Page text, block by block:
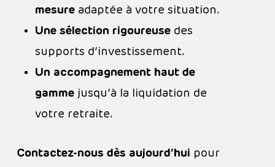
mesureadaptée à votre situation.
Une sélection rigoureusedes
supports d’investissement.
Un accompagnement haut de
gammejusqu’à la liquidation de
votre retraite.
Contactez-nous dès aujourd’hui pour